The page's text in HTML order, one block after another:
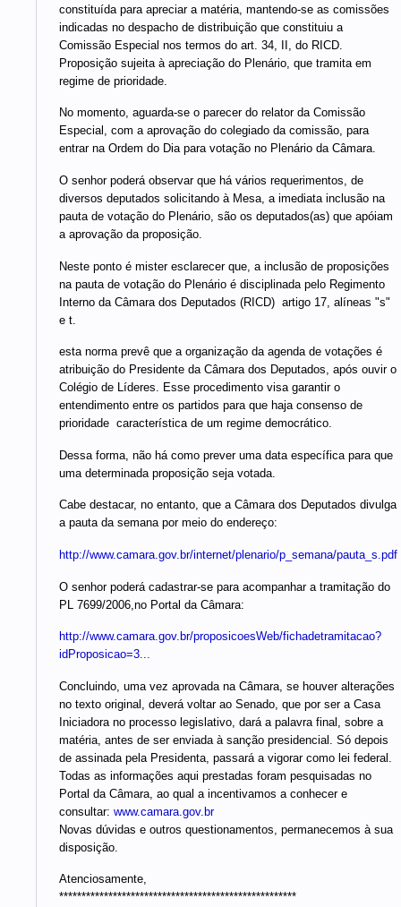
constituída para apreciar a matéria, mantendo-se as comissões
indicadas no despacho de distribuição que constituiu a
Comissão Especial nos termos do art. 34, II, do RICD.
Proposição sujeita à apreciação do Plenário, que tramita em
regime de prioridade.
No momento, aguarda-se o parecer do relator da Comissão
Especial, com a aprovação do colegiado da comissão, para
entrar na Ordem do Dia para votação no Plenário da Câmara.
O senhor poderá observar que há vários requerimentos, de
diversos deputados solicitando à Mesa, a imediata inclusão na
pauta de votação do Plenário, são os deputados(as) que apóiam
a aprovação da proposição.
Neste ponto é mister esclarecer que, a inclusão de proposições
na pauta de votação do Plenário é disciplinada pelo Regimento
Interno da Câmara dos Deputados (RICD)  artigo 17, alíneas "s"
e t.
esta norma prevê que a organização da agenda de votações é
atribuição do Presidente da Câmara dos Deputados, após ouvir o
Colégio de Líderes. Esse procedimento visa garantir o
entendimento entre os partidos para que haja consenso de
prioridade  característica de um regime democrático.
Dessa forma, não há como prever uma data específica para que
uma determinada proposição seja votada.
Cabe destacar, no entanto, que a Câmara dos Deputados divulga
a pauta da semana por meio do endereço:
http://www.camara.gov.br/internet/plenario/p_semana/pauta_s.pdf
O senhor poderá cadastrar-se para acompanhar a tramitação do
PL 7699/2006,no Portal da Câmara:
http://www.camara.gov.br/proposicoesWeb/fichadetramitacao?
idProposicao=3...
Concluindo, uma vez aprovada na Câmara, se houver alterações
no texto original, deverá voltar ao Senado, que por ser a Casa
Iniciadora no processo legislativo, dará a palavra final, sobre a
matéria, antes de ser enviada à sanção presidencial. Só depois
de assinada pela Presidenta, passará a vigorar como lei federal.
Todas as informações aqui prestadas foram pesquisadas no
Portal da Câmara, ao qual a incentivamos a conhecer e
consultar: www.camara.gov.br
Novas dúvidas e outros questionamentos, permanecemos à sua
disposição.
Atenciosamente,
*****************************************************